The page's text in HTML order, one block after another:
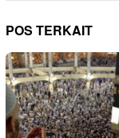
POS TERKAIT